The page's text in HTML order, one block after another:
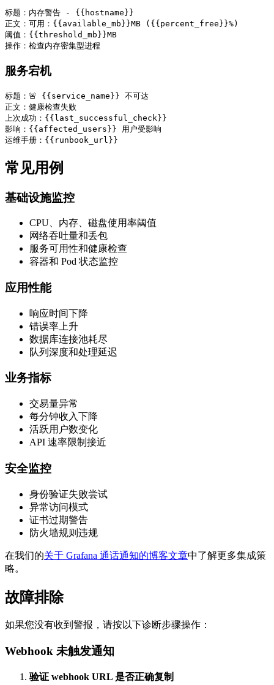
标题：内存警告 - {{hostname}}
正文：可用：{{available_mb}}MB ({{percent_free}}%)
阈值：{{threshold_mb}}MB
服务宕机
标题：🚨 {{service_name}} 不可达
正文：健康检查失败
上次成功：{{last_successful_check}}
影响：{{affected_users}} 用户受影响
常见用例
基础设施监控
CPU、内存、磁盘使用率阈值
网络吞吐量和丢包
服务可用性和健康检查
容器和 Pod 状态监控
应用性能
响应时间下降
错误率上升
数据库连接池耗尽
队列深度和处理延迟
业务指标
交易量异常
每分钟收入下降
活跃用户数变化
API 速率限制接近
安全监控
身份验证失败尝试
异常访问模式
证书过期警告
防火墙规则违规
在我们的关于 Grafana 通话通知的博客文章中了解更多集成策
略。
故障排除
如果您没有收到警报，请按以下诊断步骤操作：
Webhook 未触发通知
验证 webhook URL 是否正确复制